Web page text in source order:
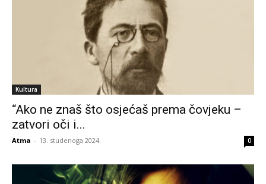
Kultura
“Ako ne znaš što osjećaš prema čovjeku –
zatvori oči i...
Atma - 13. studenoga 2024. 0